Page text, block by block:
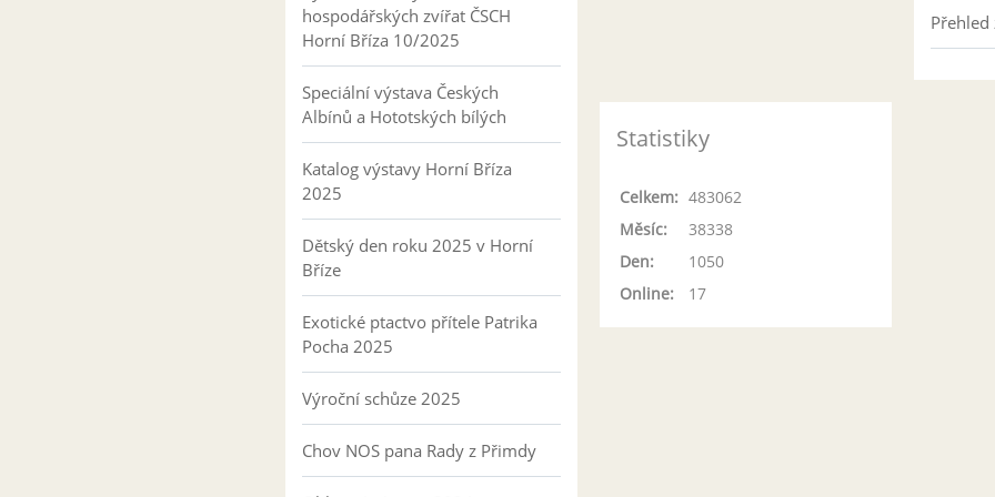
hospodářských zvířat ČSCH
Horní Bříza 10/2025
Speciální výstava Českých
Albínů a Hototských bílých
Katalog výstavy Horní Bříza
2025
Dětský den roku 2025 v Horní
Bříze
Exotické ptactvo přítele Patrika
Pocha 2025
Výroční schůze 2025
Chov NOS pana Rady z Přimdy
Statistiky
Online: 17
Celkem: 483062
Měsíc:
38338
Den:
1050